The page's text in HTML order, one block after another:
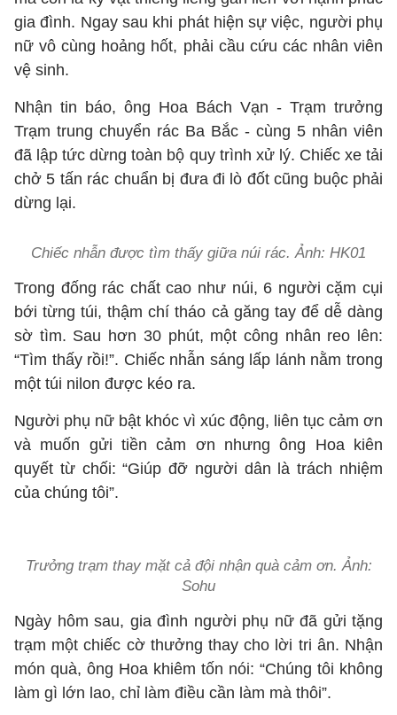
gia đình. Ngay sau khi phát hiện sự việc, người phụ
nữ vô cùng hoảng hốt, phải cầu cứu các nhân viên
vệ sinh.
Nhận tin báo, ông Hoa Bách Vạn - Trạm trưởng
Trạm trung chuyển rác Ba Bắc - cùng 5 nhân viên
đã lập tức dừng toàn bộ quy trình xử lý. Chiếc xe tải
chở 5 tấn rác chuẩn bị đưa đi lò đốt cũng buộc phải
dừng lại.
Chiếc nhẫn được tìm thấy giữa núi rác. Ảnh: HK01
Trong đống rác chất cao như núi, 6 người cặm cụi
bới từng túi, thậm chí tháo cả găng tay để dễ dàng
sờ tìm. Sau hơn 30 phút, một công nhân reo lên:
“Tìm thấy rồi!”. Chiếc nhẫn sáng lấp lánh nằm trong
một túi nilon được kéo ra.
Người phụ nữ bật khóc vì xúc động, liên tục cảm ơn
và muốn gửi tiền cảm ơn nhưng ông Hoa kiên
quyết từ chối: “Giúp đỡ người dân là trách nhiệm
của chúng tôi”.
Trưởng trạm thay mặt cả đội nhận quà cảm ơn. Ảnh:
Sohu
Ngày hôm sau, gia đình người phụ nữ đã gửi tặng
trạm một chiếc cờ thưởng thay cho lời tri ân. Nhận
món quà, ông Hoa khiêm tốn nói: “Chúng tôi không
làm gì lớn lao, chỉ làm điều cần làm mà thôi”.